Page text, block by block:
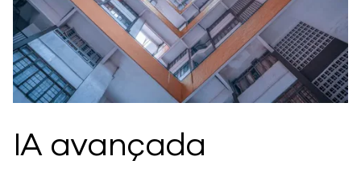
IA avançada